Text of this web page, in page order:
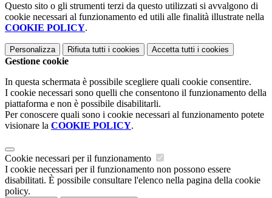
Questo sito o gli strumenti terzi da questo utilizzati si avvalgono di
cookie necessari al funzionamento ed utili alle finalità illustrate nella
COOKIE POLICY.
Personalizza Rifiuta tutti i cookies Accetta tutti i cookies
Gestione cookie
In questa schermata è possibile scegliere quali cookie consentire.
I cookie necessari sono quelli che consentono il funzionamento della
piattaforma e non è possibile disabilitarli.
Per conoscere quali sono i cookie necessari al funzionamento potete
visionare la COOKIE POLICY.
Cookie necessari per il funzionamento
I cookie necessari per il funzionamento non possono essere
disabilitati. È possibile consultare l'elenco nella pagina della cookie
policy.